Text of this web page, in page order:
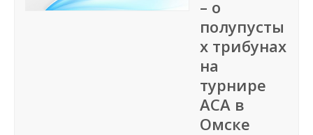
Партнёры
– о
полупусты
х трибунах
на
турнире
ACA в
Омске